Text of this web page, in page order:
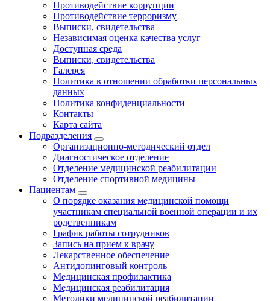
Противодействие коррупции
Противодействие терроризму
Выписки, свидетельства
Независимая оценка качества услуг
Доступная среда
Выписки, свидетельства
Галерея
Политика в отношении обработки персональных
данных
Политика конфиденциальности
Контакты
Карта сайта
Подразделения
Организационно-методический отдел
Диагностическое отделение
Отделение медицинской реабилитации
Отделение спортивной медицины
Пациентам
О порядке оказания медицинской помощи
участникам специальной военной операции и их
родственникам
График работы сотрудников
Запись на прием к врачу
Лекарственное обеспечение
Антидопинговый контроль
Медицинская профилактика
Медицинская реабилитация
Методики медицинской реабилитации